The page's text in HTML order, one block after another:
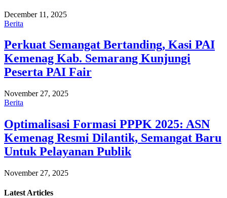
December 11, 2025
Berita
Perkuat Semangat Bertanding, Kasi PAI
Kemenag Kab. Semarang Kunjungi
Peserta PAI Fair
November 27, 2025
Berita
Optimalisasi Formasi PPPK 2025: ASN
Kemenag Resmi Dilantik, Semangat Baru
Untuk Pelayanan Publik
November 27, 2025
Latest Articles